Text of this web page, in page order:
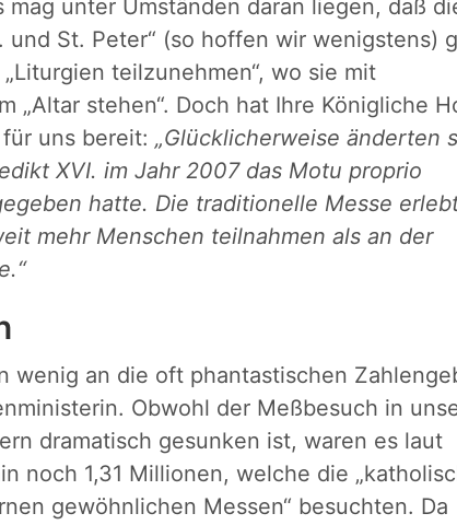
unter Umständen daran liegen, daß
und St. Peter“ (so hoffen wir wenigstens)
teilzunehmen“, wo sie mit
„Altar stehen“. Doch hat Ihre Königliche
uns bereit: „Glücklicherweise änderten
XVI. im Jahr 2007 das Motu proprio
hatte. Die traditionelle Messe
mehr Menschen teilnahmen als an der
wenig an die oft phantastischen
Obwohl der Meßbesuch in
dramatisch gesunken ist, waren es laut
noch 1,31 Millionen, welche die
gewöhnlichen Messen“ besuchten. Da